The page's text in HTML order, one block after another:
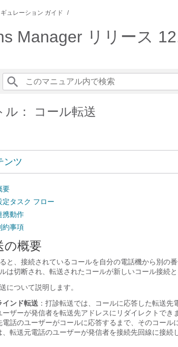
ュレーション ガイド
Manager リリース
ル： コール転送
ンツ
要
定タスク フロー
携動作
約事項
の概要
と、接続されているコールを自分の電話機から別の
は切断され、転送されたコールが新しいコール接続と
について説明します。
インド転送 ：打診転送では、コールに応答した転送先
ーザーが発信者を転送先アドレスにリダイレクトでき
電話のユーザーがコールに応答するまで、そのコール
、転送元電話のユーザーが発信者を接続先回線に接続